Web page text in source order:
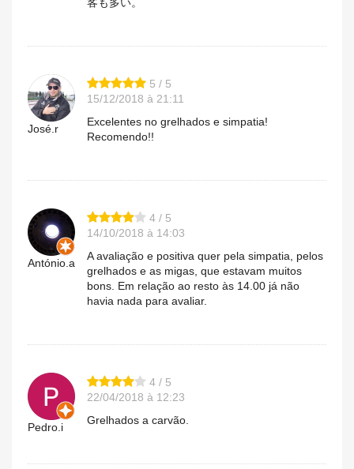
José.r
5 / 5
15/12/2018 à 21:11
Excelentes no grelhados e simpatia!
Recomendo!!
António.a
4 / 5
14/10/2018 à 14:03
A avaliação e positiva quer pela simpatia, pelos
grelhados e as migas, que estavam muitos
bons. Em relação ao resto às 14.00 já não
havia nada para avaliar.
Pedro.i
4 / 5
22/04/2018 à 12:23
Grelhados a carvão.